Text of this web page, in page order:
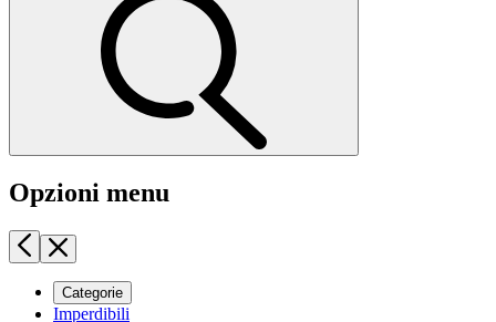
Opzioni menu
Categorie
Imperdibili